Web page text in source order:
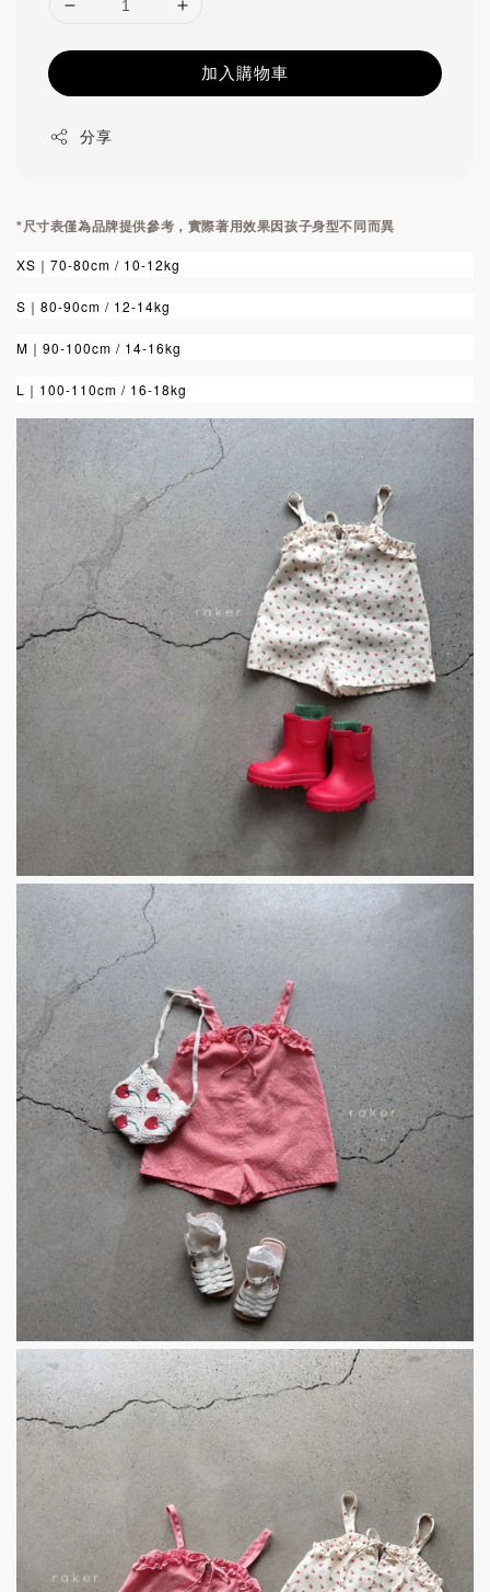
加入購物車
分享
*尺寸表僅為品牌提供參考，實際著用效果因孩子身型不同而異
XS｜ 70-80cm / 10-12kg
S｜ 80-90cm / 12-14kg
M｜ 90-100cm / 14-16kg
L｜100-110cm / 16-18kg